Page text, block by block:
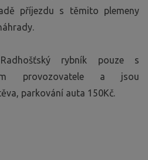
příjezdu s těmito plemeny
rybník pouze s
provozovatele a jsou
parkování auta 150Kč.